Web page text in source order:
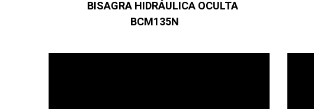
BISAGRA HIDRÁULICA OCULTA
BCM135N